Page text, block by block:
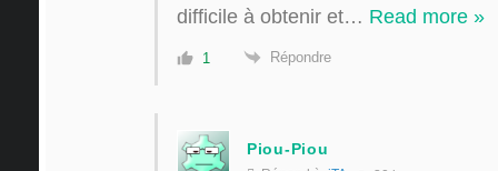
difficile à obtenir et… Read more »
1 Répondre
Piou-Piou